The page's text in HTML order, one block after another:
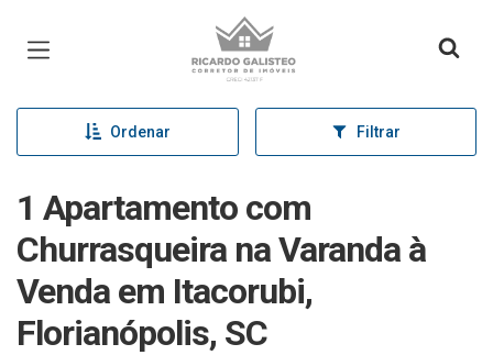
Página inicial
Ordenar Filtrar
1 Apartamento com
Churrasqueira na Varanda à
Venda em Itacorubi,
Florianópolis, SC